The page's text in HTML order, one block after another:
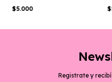
$5.000
Registrate y